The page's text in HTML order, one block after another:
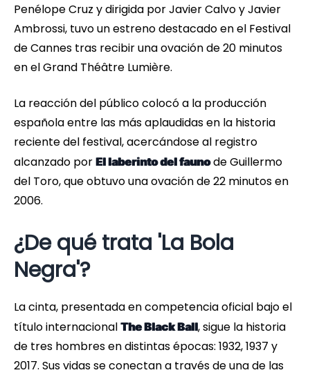
Penélope Cruz y dirigida por Javier Calvo y Javier
Ambrossi, tuvo un estreno destacado en el Festival
de Cannes tras recibir una ovación de 20 minutos
en el Grand Théâtre Lumière.
La reacción del público colocó a la producción
española entre las más aplaudidas en la historia
reciente del festival, acercándose al registro
alcanzado por El laberinto del faunode Guillermo
del Toro, que obtuvo una ovación de 22 minutos en
2006.
¿De qué trata 'La Bola
Negra'?
La cinta, presentada en competencia oficial bajo el
título internacional The Black Ball, sigue la historia
de tres hombres en distintas épocas: 1932, 1937 y
2017. Sus vidas se conectan a través de una de las